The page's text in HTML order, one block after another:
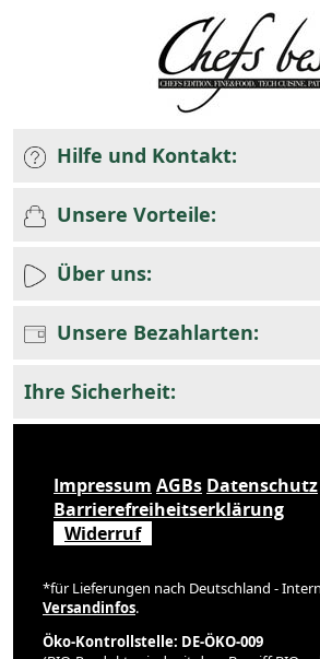
Hilfe und Kontakt:
Unsere Vorteile:
Über uns:
Unsere Bezahlarten:
Ihre Sicherheit:
Impressum AGBs Datenschutz
Barrierefreiheitserklärung
Widerruf
*für Lieferungen nach Deutschland -
Versandinfos.
Öko-Kontrollstelle: DE-ÖKO-009